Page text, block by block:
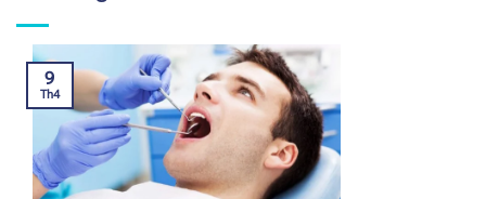
9
Th4